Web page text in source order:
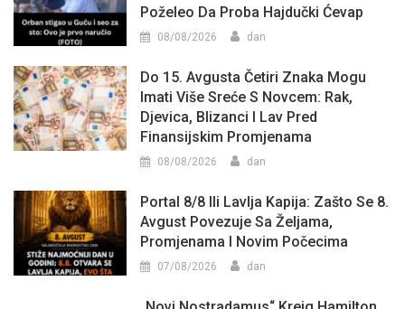
Poželeo Da Proba Hajdučki Ćevap
08/08/2026 dan
Do 15. Avgusta Četiri Znaka Mogu
Imati Više Sreće S Novcem: Rak,
Djevica, Blizanci I Lav Pred
Finansijskim Promjenama
08/08/2026 dan
Portal 8/8 Ili Lavlja Kapija: Zašto Se 8.
Avgust Povezuje Sa Željama,
Promjenama I Novim Počecima
07/08/2026 dan